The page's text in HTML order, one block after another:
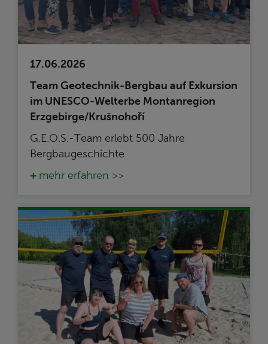
17.06.2026
Team Geotechnik-Bergbau auf Exkursion
im UNESCO-Welterbe Montanregion
Erzgebirge/Krušnohoří
G.E.O.S.-Team erlebt 500 Jahre
Bergbaugeschichte
mehr erfahren >>